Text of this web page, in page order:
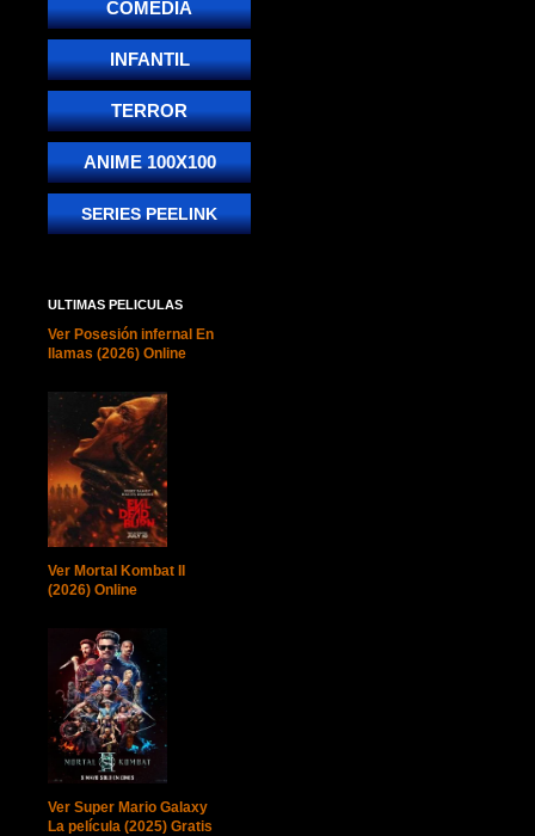
COMEDIA
INFANTIL
TERROR
ANIME 100X100
SERIES PEELINK
ULTIMAS PELICULAS
Ver Posesión infernal En
llamas (2026) Online
Ver Mortal Kombat II
(2026) Online
Ver Super Mario Galaxy
La película (2025) Gratis